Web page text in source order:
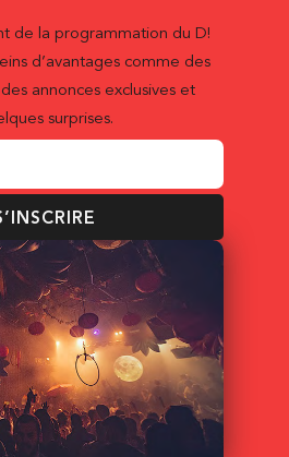
de la programmation du D!
d’avantages comme des
annonces exclusives et
surprises.